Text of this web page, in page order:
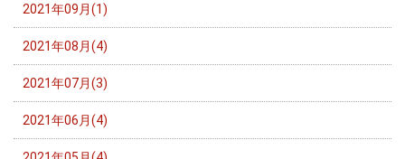
2021年09月(1)
2021年08月(4)
2021年07月(3)
2021年06月(4)